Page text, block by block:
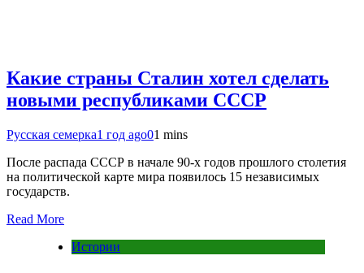
Какие страны Сталин хотел сделать
новыми республиками СССР
Русская семерка1 год ago01 mins
После распада СССР в начале 90-х годов прошлого столетия
на политической карте мира появилось 15 независимых
государств.
Read More
Истории